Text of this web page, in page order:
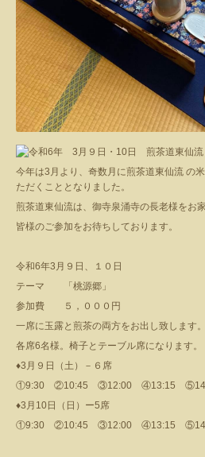
今年は3月より、奇数月に煎茶道東仙流 の
ただくこととなりました。
煎茶道東仙流は、御寺泉涌寺の長老様をお
皆様のご参加をお待ちしております。
令和6年3月９日、１０日
テーマ 「桃源郷」
参加費 ５，０００円
一席に玉露と煎茶の両方をお出し致します。
各席6名様。椅子とテーブル席になります。
♦3月９日（土）－６席
①9:30 ②10:45 ③12:00 ④13:15
♦3月10日（日）ー5席
①9:30 ②10:45 ③12:00 ④13:15